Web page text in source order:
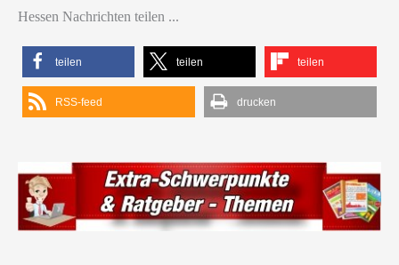
Hessen Nachrichten teilen ...
teilen teilen teilen
RSS-feed drucken